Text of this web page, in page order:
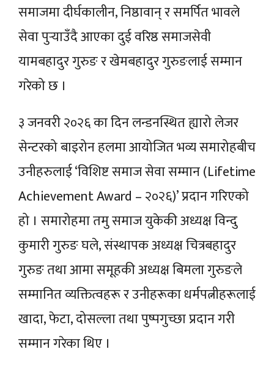
समाजमा दीर्घकालीन, निष्ठावान् र समर्पित भावले
सेवा पुर्‍याउँदै आएका दुई वरिष्ठ समाजसेवी
यामबहादुर गुरुङ र खेमबहादुर गुरुङलाई सम्मान
गरेको छ ।
३ जनवरी २०२६ का दिन लन्डनस्थित ह्यारो लेजर
सेन्टरको बाइरोन हलमा आयोजित भव्य समारोहबीच
उनीहरुलाई ‘विशिष्ट समाज सेवा सम्मान (Lifetime
Achievement Award – २०२६)’ प्रदान गरिएको
हो । समारोहमा तमु समाज युकेकी अध्यक्ष विन्दु
कुमारी गुरुङ घले, संस्थापक अध्यक्ष चित्रबहादुर
गुरुङ तथा आमा समूहकी अध्यक्ष बिमला गुरुङले
सम्मानित व्यक्तित्वहरू र उनीहरूका धर्मपत्नीहरूलाई
खादा, फेटा, दोसल्ला तथा पुष्पगुच्छा प्रदान गरी
सम्मान गरेका थिए ।